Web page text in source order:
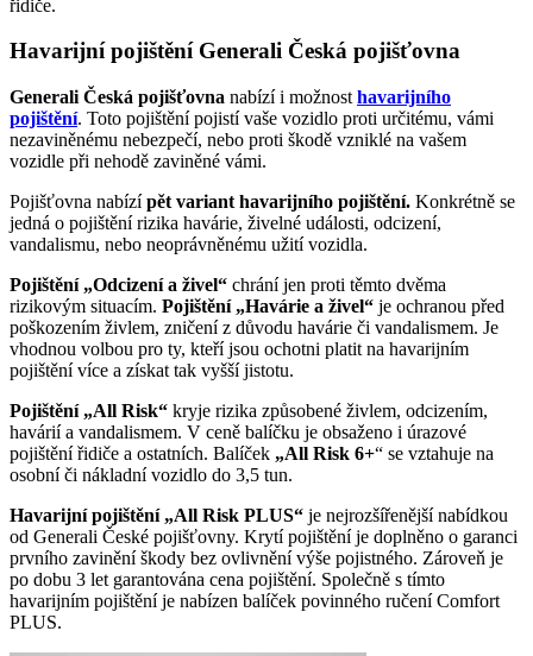
řidiče.
Havarijní pojištění Generali Česká pojišťovna
Generali Česká pojišťovna nabízí i možnost havarijního
pojištění. Toto pojištění pojistí vaše vozidlo proti určitému, vámi
nezaviněnému nebezpečí, nebo proti škodě vzniklé na vašem
vozidle při nehodě zaviněné vámi.
Pojišťovna nabízípět variant havarijního pojištění. Konkrétně se
jedná o pojištění rizika havárie, živelné události, odcizení,
vandalismu, nebo neoprávněnému užití vozidla.
Pojištění „Odcizení a živel“ chrání jen proti těmto dvěma
rizikovým situacím. Pojištění „Havárie a živel“ je ochranou před
poškozením živlem, zničení z důvodu havárie či vandalismem. Je
vhodnou volbou pro ty, kteří jsou ochotni platit na havarijním
pojištění více a získat tak vyšší jistotu.
Pojištění „All Risk“ kryje rizika způsobené živlem, odcizením,
havárií a vandalismem. V ceně balíčku je obsaženo i úrazové
pojištění řidiče a ostatních. Balíček „All Risk 6+“ se vztahuje na
osobní či nákladní vozidlo do 3,5 tun.
Havarijní pojištění „All Risk PLUS“ je nejrozšířenější nabídkou
od Generali České pojišťovny. Krytí pojištění je doplněno o garanci
prvního zavinění škody bez ovlivnění výše pojistného. Zároveň je
po dobu 3 let garantována cena pojištění. Společně s tímto
havarijním pojištění je nabízen balíček povinného ručení Comfort
PLUS.